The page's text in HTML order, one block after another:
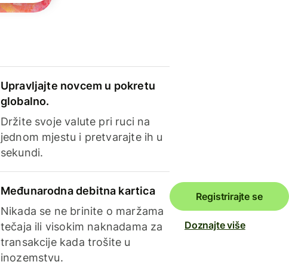
Upravljajte novcem u pokretu
globalno.
Držite svoje valute pri ruci na
jednom mjestu i pretvarajte ih u
sekundi.
Međunarodna debitna kartica
Nikada se ne brinite o maržama
tečaja ili visokim naknadama za
transakcije kada trošite u
inozemstvu.
Registrirajte se
Doznajte više